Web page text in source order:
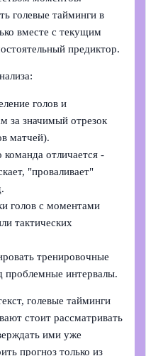
голевые тайминги в
вместе с текущим
предиктор.
голов и
за значимый отрезок
матчей).
команда отличается -
"проваливает"
голов с моментами
тактических
тренировочные
проблемные интервалы.
голевые тайминги
стоит рассматривать
ими уже
прогноз только из